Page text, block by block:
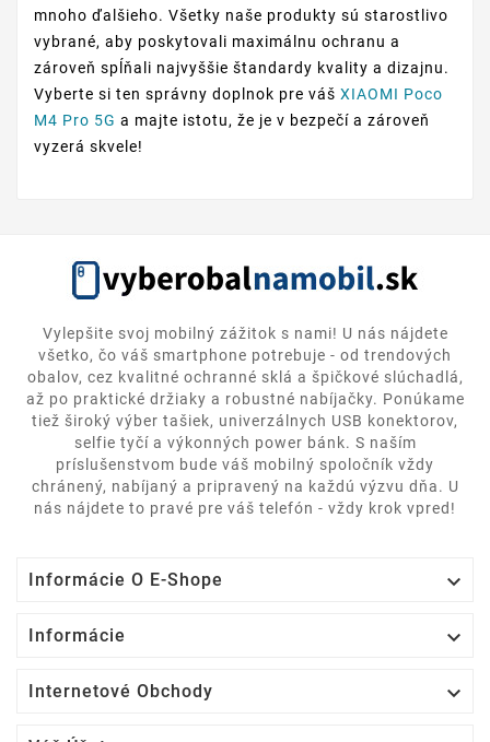
mnoho ďalšieho. Všetky naše produkty sú starostlivo
vybrané, aby poskytovali maximálnu ochranu a
zároveň spĺňali najvyššie štandardy kvality a dizajnu.
Vyberte si ten správny doplnok pre váš XIAOMI Poco
M4 Pro 5G a majte istotu, že je v bezpečí a zároveň
vyzerá skvele!
Vylepšite svoj mobilný zážitok s nami! U nás nájdete
všetko, čo váš smartphone potrebuje - od trendových
obalov, cez kvalitné ochranné sklá a špičkové slúchadlá,
až po praktické držiaky a robustné nabíjačky. Ponúkame
tiež široký výber tašiek, univerzálnych USB konektorov,
selfie tyčí a výkonných power bánk. S naším
príslušenstvom bude váš mobilný spoločník vždy
chránený, nabíjaný a pripravený na každú výzvu dňa. U
nás nájdete to pravé pre váš telefón - vždy krok vpred!
Informácie O E-Shope 
Informácie 
Internetové Obchody 